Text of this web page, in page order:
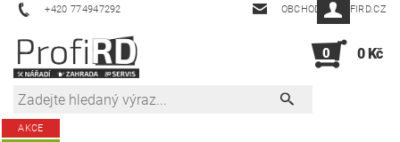
+420 774947292 OBCHOD@PROFIRD.CZ
0 0 Kč
AKCE